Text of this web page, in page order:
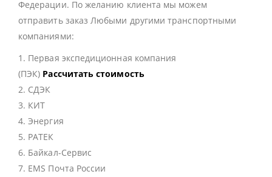
Федерации. По желанию клиента мы можем
отправить заказ Любыми другими транспортными
компаниями:
1. Первая экспедиционная компания
(ПЭК) Рассчитать стоимость
2. СДЭК
3. КИТ
4. Энергия
5. РАТЕК
6. Байкал-Сервис
7. EMS Почта России